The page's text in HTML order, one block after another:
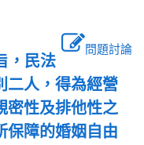
問題討論
，民法
二人，得為經營
密性及排他性之
保障的婚姻自由